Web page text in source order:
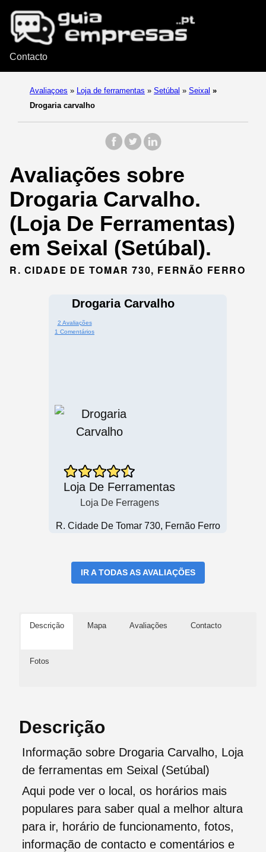
Contacto
Avaliaçoes » Loja de ferramentas » Setúbal » Seixal »
Drogaria carvalho
Avaliações sobre
Drogaria Carvalho.
(Loja De Ferramentas)
em Seixal (Setúbal).
R. CIDADE DE TOMAR 730, FERNÃO FERRO
Drogaria Carvalho
2 Avaliações
1 Comentários
Loja De Ferramentas
Loja De Ferragens
R. Cidade De Tomar 730, Fernão Ferro
IR A TODAS AS AVALIAÇÕES
Descrição Mapa Avaliações Contacto
Fotos
Descrição
Informação sobre Drogaria Carvalho, Loja
de ferramentas em Seixal (Setúbal)
Aqui pode ver o local, os horários mais
populares para saber qual a melhor altura
para ir, horário de funcionamento, fotos,
informação de contacto e comentários e